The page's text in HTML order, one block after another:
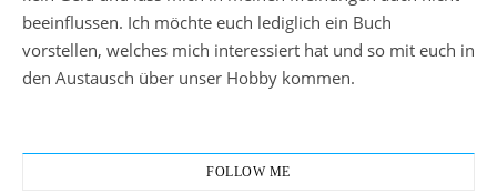
beeinflussen. Ich möchte euch lediglich ein Buch
vorstellen, welches mich interessiert hat und so mit euch in
den Austausch über unser Hobby kommen.
FOLLOW ME